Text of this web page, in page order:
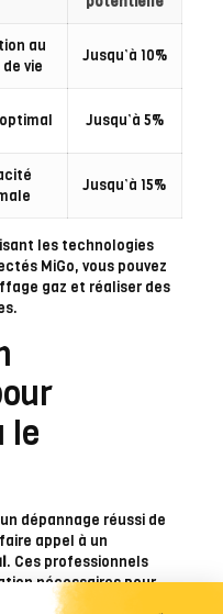
au
vie
Jusqu’à 10%
Jusqu’à 5%
Jusqu’à 15%
les technologies
MiGo, vous pouvez
gaz et réaliser des
le
dépannage réussi de
appel à un
. Ces professionnels
nécessaires pour
Duval, assurant ainsi